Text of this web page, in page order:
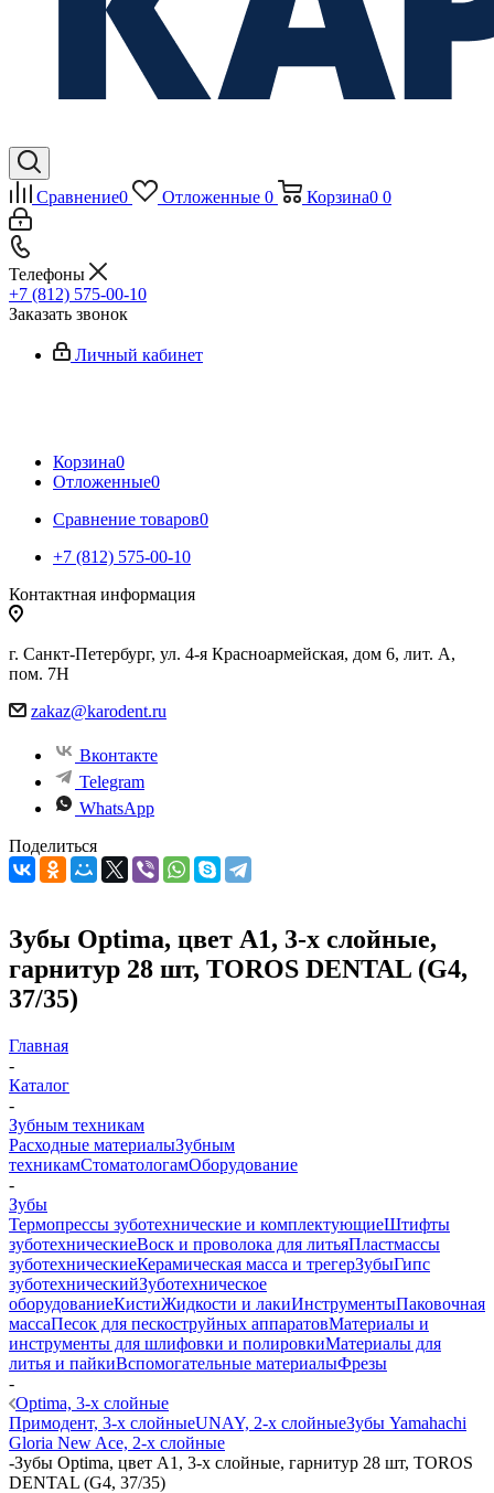
Сравнение0 Отложенные 0 Корзина0 0
Телефоны
+7 (812) 575-00-10
Заказать звонок
Личный кабинет
Корзина0
Отложенные0
Сравнение товаров0
+7 (812) 575-00-10
Контактная информация
г. Санкт-Петербург, ул. 4-я Красноармейская, дом 6, лит. А,
пом. 7Н
zakaz@karodent.ru
Вконтакте
Telegram
WhatsApp
Поделиться
Зубы Optima, цвет A1, 3-х слойные,
гарнитур 28 шт, TOROS DENTAL (G4,
37/35)
Главная
-
Каталог
-
Зубным техникам
Расходные материалыЗубным
техникамСтоматологамОборудование
-
Зубы
Термопрессы зуботехнические и комплектующиеШтифты
зуботехническиеВоск и проволока для литьяПластмассы
зуботехническиеКерамическая масса и трегерЗубыГипс
зуботехническийЗуботехническое
оборудованиеКистиЖидкости и лакиИнструментыПаковочная
массаПесок для пескоструйных аппаратовМатериалы и
инструменты для шлифовки и полировкиМатериалы для
литья и пайкиВспомогательные материалыФрезы
-
Optima, 3-х слойные
Примодент, 3-х слойныеUNAY, 2-х слойныеЗубы Yamahachi
Gloria New Ace, 2-х слойные
-Зубы Optima, цвет A1, 3-х слойные, гарнитур 28 шт, TOROS
DENTAL (G4, 37/35)